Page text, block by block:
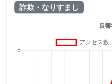
詐欺・なりすまし